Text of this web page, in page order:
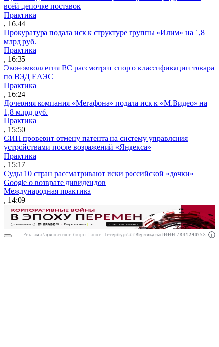
Реклама АО"Право.ру" ИНН: 7708095468
всей цепочке поставок
Практика
, 16:44
Прокуратура подала иск к структуре группы «Илим» на 1,8
млрд руб.
Практика
, 16:35
Экономколлегия ВС рассмотрит спор о классификации товара
по ВЭД ЕАЭС
Практика
, 16:24
Дочерняя компания «Мегафона» подала иск к «М.Видео» на
1,8 млрд руб.
Практика
, 15:50
СИП проверит отмену патента на систему управления
устройствами после возражений «Яндекса»
Практика
, 15:17
Суды 10 стран рассматривают иски российской «дочки»
Google о возврате дивидендов
Международная практика
, 14:09
Реклама Адвокатское бюро Санкт-Петербурга «Вертикаль» ИНН 7841290773